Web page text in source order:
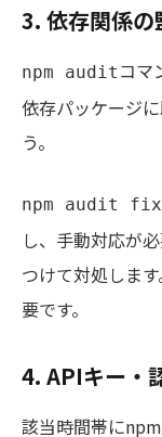
3. 依存関係
npm audit コマ
依存パッケージ
う。
npm audit fix
し、手動対応が
つけて対処しま
要です。
4. APIキー・
該当時間帯に